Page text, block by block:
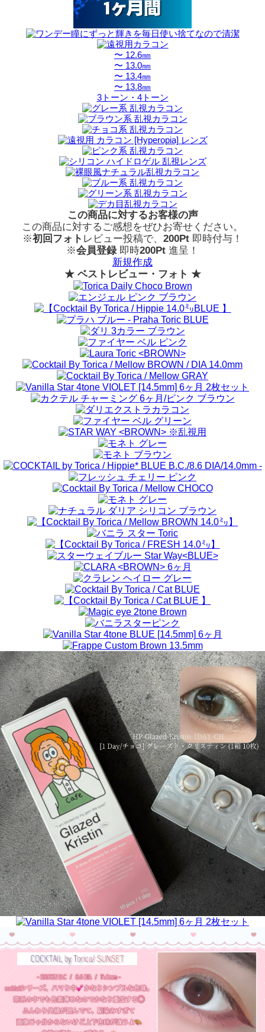
〜 12.6㎜
〜 13.0㎜
〜 13.4㎜
〜 13.8㎜
3トーン・4トーン
この商品に対するお客様の声
この商品に対するご感想をぜひお寄せください。
※初回フォト レビュー投稿で、 200Pt 即時付与！
※会員登録即時200Pt 進呈！
新規作成
★ ベストレビュー・フォト ★